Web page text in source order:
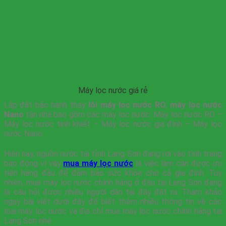
Máy lọc nước giá rẻ
Lắp đặt bảo hành thay lõi máy lọc nước RO, máy lọc nước
Nano tận nhà bao gồm các máy lọc nước: Máy lọc nước RO –
Máy lọc nước tinh khiết – Máy lọc nước gia đình – Máy lọc
nước Nano.
Hiện nay, nguồn nước tại tỉnh Lạng Sơn đang rơi vào tình trạng
báo động vì vậy mua máy lọc nước là việc làm cần được ưu
tiên hàng đầu để đảm bảo sức khỏe cho cả gia đình. Tuy
nhiên, mua máy lọc nước chính hãng ở đâu tại Lạng Sơn đang
là câu hỏi được nhiều người dân tại đây đặt ra. Tham khảo
ngay bài viết dưới đây để biết thêm nhiều thông tin về các
loại máy lọc nước và địa chỉ mua máy lọc nước chính hãng tại
Lạng Sơn nhé.